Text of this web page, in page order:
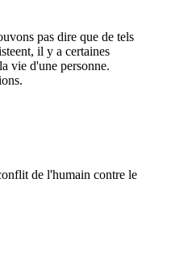
pas dire que de tels
il y a certaines
vie d'une personne.
de l'humain contre le